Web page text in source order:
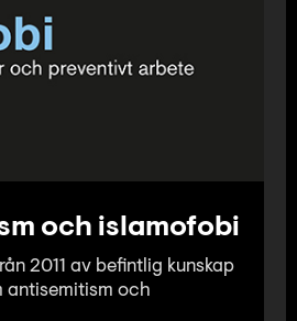
och islamofobi
2011 av befintlig kunskap
antisemitism och